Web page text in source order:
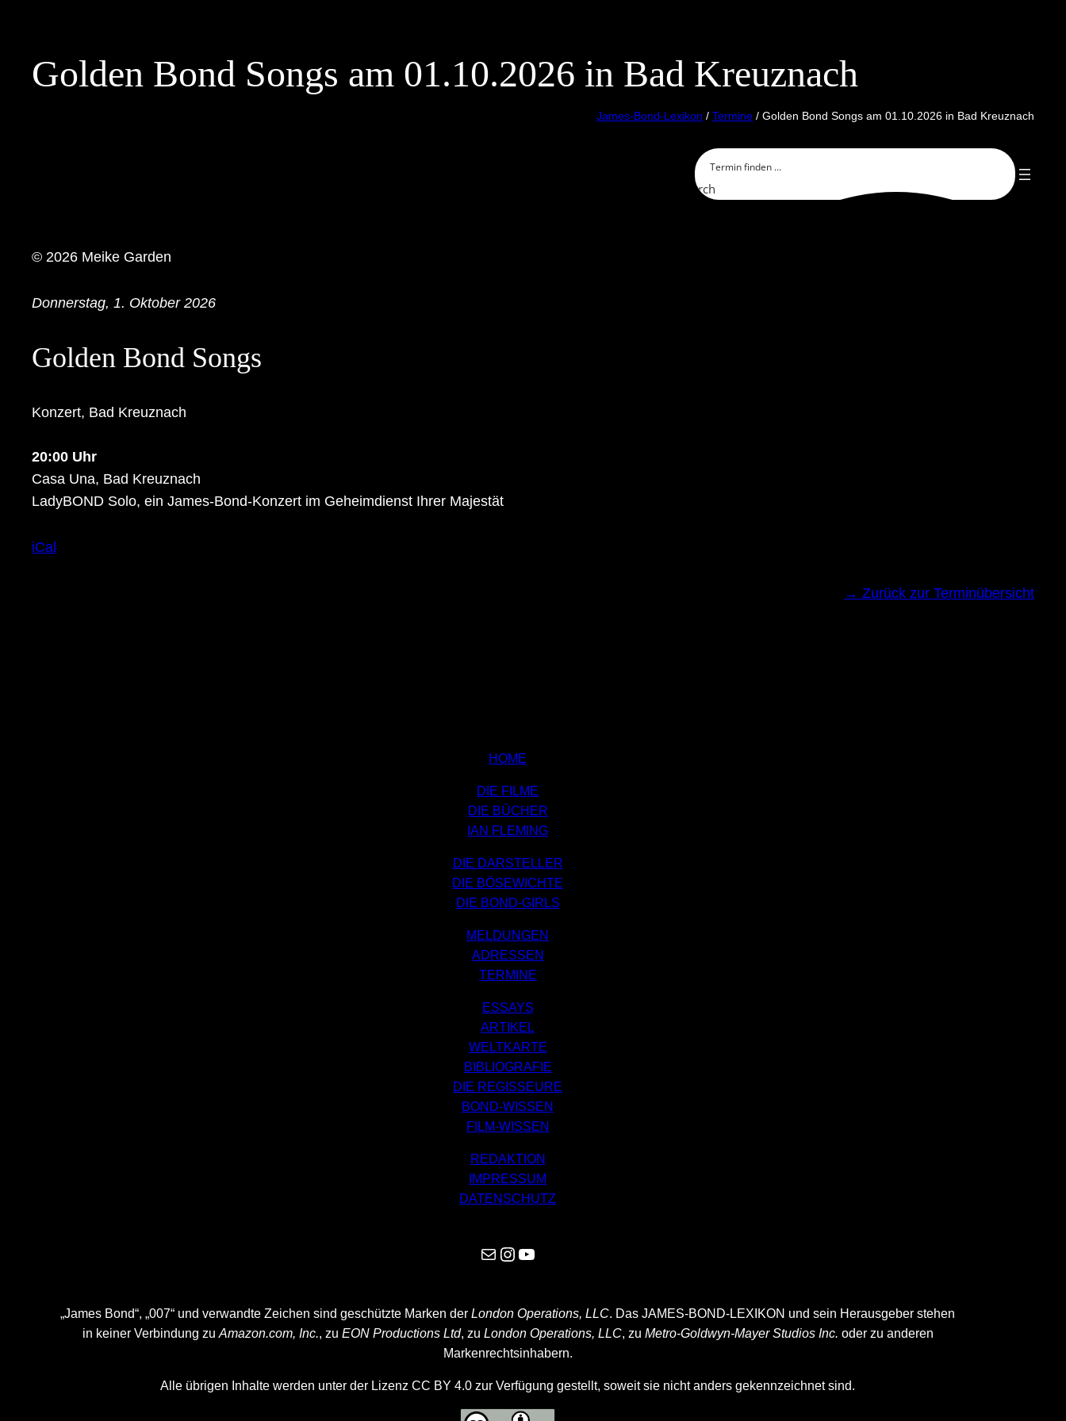
contentGolden Bond Songs am 01.10.2026 in Bad Kreuznach
James-Bond-Lexikon / Termine / Golden Bond Songs am 01.10.2026 in Bad Kreuznach
Search
© 2026 Meike Garden
Donnerstag, 1. Oktober 2026
Golden Bond Songs
Konzert, Bad Kreuznach
20:00 Uhr
Casa Una, Bad Kreuznach
LadyBOND Solo, ein James-Bond-Konzert im Geheimdienst Ihrer Majestät
iCal
→ Zurück zur Terminübersicht
HOME
DIE FILME
DIE BÜCHER
IAN FLEMING
DIE DARSTELLER
DIE BÖSEWICHTE
DIE BOND-GIRLS
MELDUNGEN
ADRESSEN
TERMINE
ESSAYS
ARTIKEL
WELTKARTE
BIBLIOGRAFIE
DIE REGISSEURE
BOND-WISSEN
FILM-WISSEN
REDAKTION
IMPRESSUM
DATENSCHUTZ
Mail Instagram YouTube
„James Bond“, „007“ und verwandte Zeichen sind geschützte Marken der London Operations, LLC. Das JAMES-BOND-LEXIKON und sein Herausgeber stehen
in keiner Verbindung zu Amazon.com, Inc., zu EON Productions Ltd, zu London Operations, LLC, zu Metro-Goldwyn-Mayer Studios Inc. oder zu anderen
Markenrechtsinhabern.
Alle übrigen Inhalte werden unter der Lizenz CC BY 4.0 zur Verfügung gestellt, soweit sie nicht anders gekennzeichnet sind.